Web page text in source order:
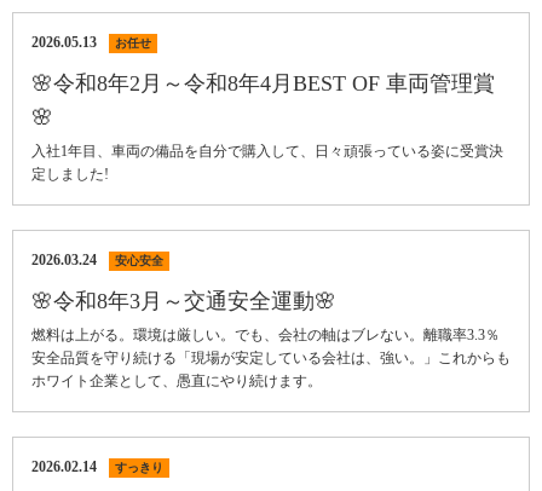
2026.05.13 お任せ
🌸令和8年2月～令和8年4月BEST OF 車両管理賞
🌸
入社1年目、車両の備品を自分で購入して、日々頑張っている姿に受賞決
定しました!
2026.03.24 安心安全
🌸令和8年3月～交通安全運動🌸
燃料は上がる。環境は厳しい。でも、会社の軸はブレない。離職率3.3％
安全品質を守り続ける「現場が安定している会社は、強い。」これからも
ホワイト企業として、愚直にやり続けます。
2026.02.14 すっきり